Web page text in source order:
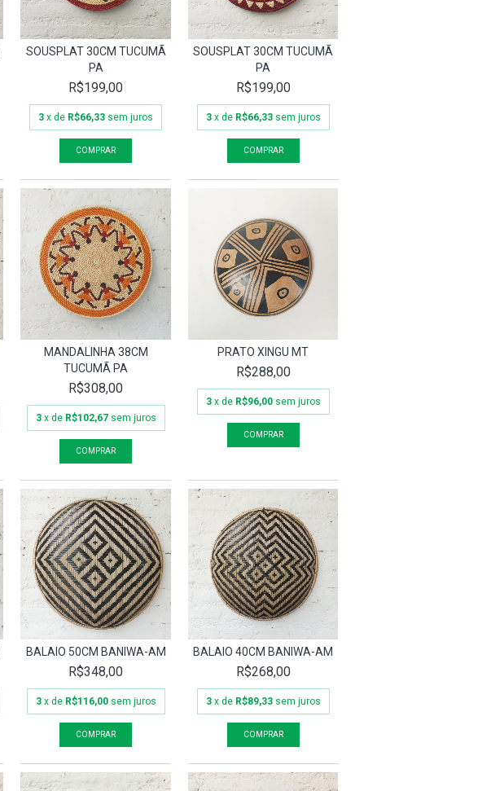
SOUSPLAT 30CM TUCUMÃ
PA
R$199,00
3 x de R$66,33 sem juros
SOUSPLAT 30CM TUCUMÃ
PA
R$199,00
3 x de R$66,33 sem juros
MANDALINHA 38CM
TUCUMÃ PA
R$308,00
3 x de R$102,67 sem juros
PRATO XINGU MT
R$288,00
3 x de R$96,00 sem juros
BALAIO 50CM BANIWA-AM
R$348,00
3 x de R$116,00 sem juros
BALAIO 40CM BANIWA-AM
R$268,00
3 x de R$89,33 sem juros